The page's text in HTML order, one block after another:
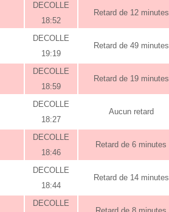
DECOLLE
18:52
Retard de 12 minutes
DECOLLE
19:19
Retard de 49 minutes
DECOLLE
18:59
Retard de 19 minutes
DECOLLE
18:27
Aucun retard
DECOLLE
18:46
Retard de 6 minutes
DECOLLE
18:44
Retard de 14 minutes
DECOLLE